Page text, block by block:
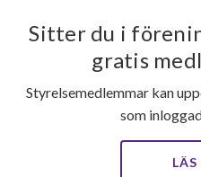
Sitter du i
gratis
Styrelsemedlemmar kan
som
LÄS